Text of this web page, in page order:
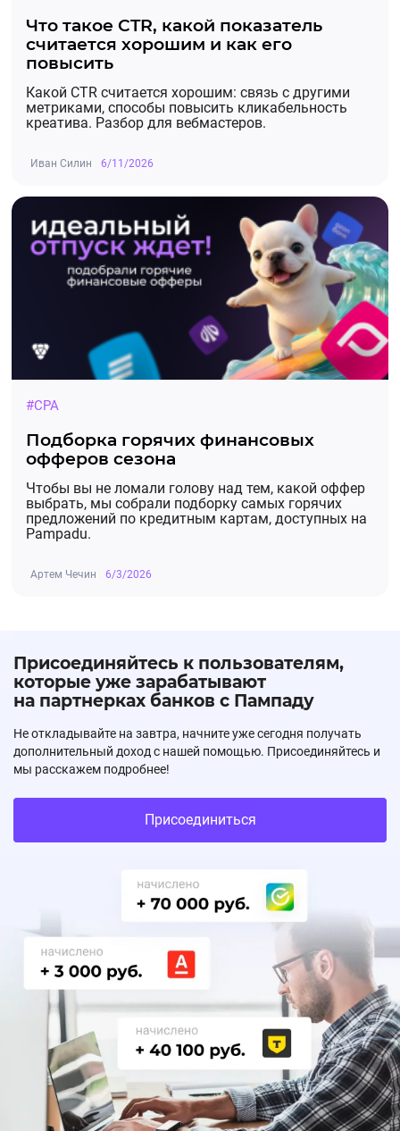
Что такое CTR, какой показатель
считается хорошим и как его
повысить
Какой CTR считается хорошим: связь с другими
метриками, способы повысить кликабельность
креатива. Разбор для вебмастеров.
Иван Силин 6/11/2026
#CPA
Подборка горячих финансовых
офферов сезона
Чтобы вы не ломали голову над тем, какой оффер
выбрать, мы собрали подборку самых горячих
предложений по кредитным картам, доступных на
Pampadu.
Артем Чечин 6/3/2026
Присоединяйтесь к пользователям,
которые уже зарабатывают
на партнерках банков с Пампаду
Не откладывайте на завтра, начните уже сегодня получать
дополнительный доход с нашей помощью. Присоединяйтесь и
мы расскажем подробнее!
Присоединиться